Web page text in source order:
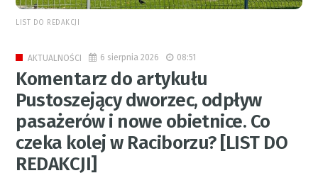
LIST DO REDAKCJI
AKTUALNOŚCI 6 sierpnia 2026 08:51
Komentarz do artykułu
Pustoszejący dworzec, odpływ
pasażerów i nowe obietnice. Co
czeka kolej w Raciborzu? [LIST DO
REDAKCJI]